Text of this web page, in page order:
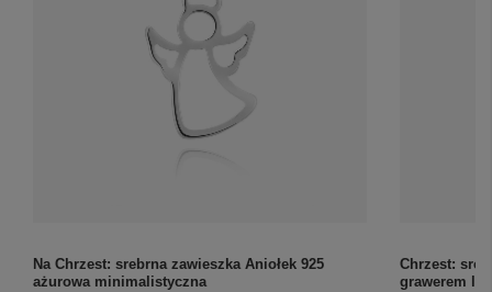
Na Chrzest: srebrna zawieszka Aniołek 925
ażurowa minimalistyczna
Chrzest:
grawerem